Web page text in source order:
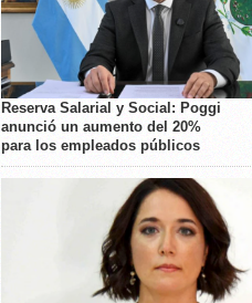
Reserva Salarial y Social: Poggi
anunció un aumento del 20%
para los empleados públicos